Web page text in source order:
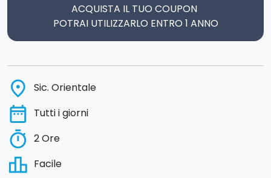
ACQUISTA IL TUO COUPON
POTRAI UTILIZZARLO ENTRO 1 ANNO
place Sic. Orientale
date_range Tutti i giorni
timer 2 Ore
leaderboard Facile